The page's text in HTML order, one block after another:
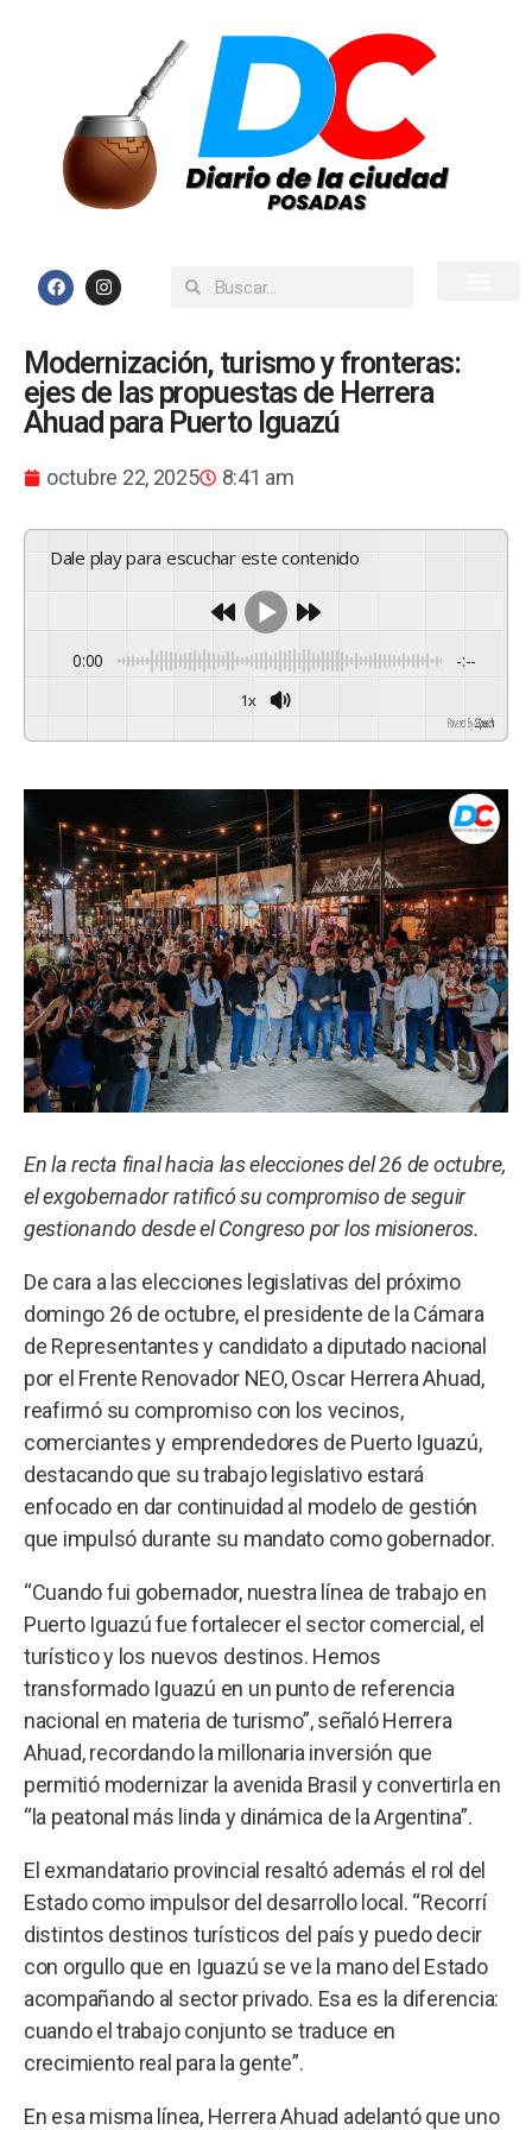
Modernización, turismo y fronteras:
ejes de las propuestas de Herrera
Ahuad para Puerto Iguazú
octubre 22, 2025 8:41 am
Dale play para escuchar este contenido
0:00 -:--
1x
GSpeech
En la recta final hacia las elecciones del 26 de octubre,
el exgobernador ratificó su compromiso de seguir
gestionando desde el Congreso por los misioneros.
De cara a las elecciones legislativas del próximo
domingo 26 de octubre, el presidente de la Cámara
de Representantes y candidato a diputado nacional
por el Frente Renovador NEO, Oscar Herrera Ahuad,
reafirmó su compromiso con los vecinos,
comerciantes y emprendedores de Puerto Iguazú,
destacando que su trabajo legislativo estará
enfocado en dar continuidad al modelo de gestión
que impulsó durante su mandato como gobernador.
“Cuando fui gobernador, nuestra línea de trabajo en
Puerto Iguazú fue fortalecer el sector comercial, el
turístico y los nuevos destinos. Hemos
transformado Iguazú en un punto de referencia
nacional en materia de turismo”, señaló Herrera
Ahuad, recordando la millonaria inversión que
permitió modernizar la avenida Brasil y convertirla en
“la peatonal más linda y dinámica de la Argentina”.
El exmandatario provincial resaltó además el rol del
Estado como impulsor del desarrollo local. “Recorrí
distintos destinos turísticos del país y puedo decir
con orgullo que en Iguazú se ve la mano del Estado
acompañando al sector privado. Esa es la diferencia:
cuando el trabajo conjunto se traduce en
crecimiento real para la gente”.
En esa misma línea, Herrera Ahuad adelantó que uno